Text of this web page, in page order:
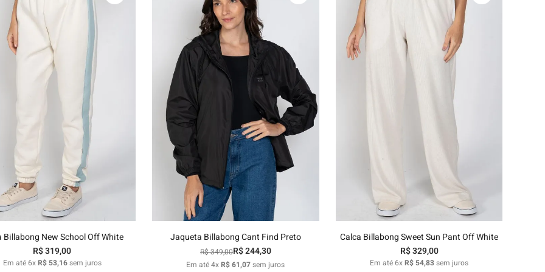
P M G GG
Adicionar ao carrinho
Billabong New School Off White
R$319,00
Em até6xR$ 53,16sem juros
M G GG
Adicionar ao carrinho
Jaqueta Billabong Cant Find Preto
R$349,00R$244,30
Em até4xR$61,07sem juros
G
Adicionar ao carrinho
Calca Billabong Sweet Sun Pant Off White
R$329,00
Em até6xR$ 54,83sem juros